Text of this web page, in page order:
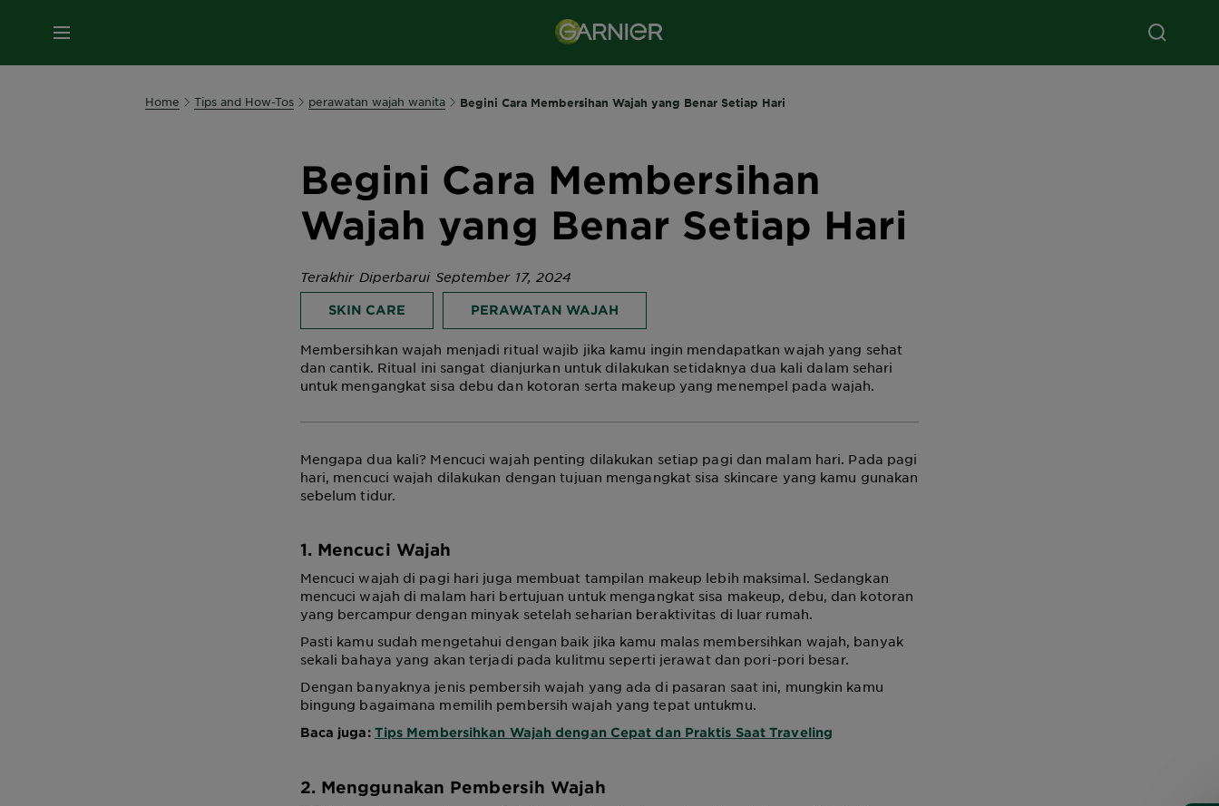
MENU
Home Tips and How-Tos perawatan wajah wanita Begini Cara Membersihan Wajah yang Benar Setiap Hari
Begini Cara Membersihan
Wajah yang Benar Setiap Hari
Terakhir Diperbarui September 17, 2024
SKIN CARE PERAWATAN WAJAH
Membersihkan wajah menjadi ritual wajib jika kamu ingin mendapatkan wajah yang sehat
dan cantik. Ritual ini sangat dianjurkan untuk dilakukan setidaknya dua kali dalam sehari
untuk mengangkat sisa debu dan kotoran serta makeup yang menempel pada wajah.
Mengapa dua kali? Mencuci wajah penting dilakukan setiap pagi dan malam hari. Pada pagi
hari, mencuci wajah dilakukan dengan tujuan mengangkat sisa skincare yang kamu gunakan
sebelum tidur.
1. Mencuci Wajah
Mencuci wajah di pagi hari juga membuat tampilan makeup lebih maksimal. Sedangkan
mencuci wajah di malam hari bertujuan untuk mengangkat sisa makeup, debu, dan kotoran
yang bercampur dengan minyak setelah seharian beraktivitas di luar rumah.
Pasti kamu sudah mengetahui dengan baik jika kamu malas membersihkan wajah, banyak
sekali bahaya yang akan terjadi pada kulitmu seperti jerawat dan pori-pori besar.
Dengan banyaknya jenis pembersih wajah yang ada di pasaran saat ini, mungkin kamu
bingung bagaimana memilih pembersih wajah yang tepat untukmu.
Baca juga: Tips Membersihkan Wajah dengan Cepat dan Praktis Saat Traveling
2. Menggunakan Pembersih Wajah